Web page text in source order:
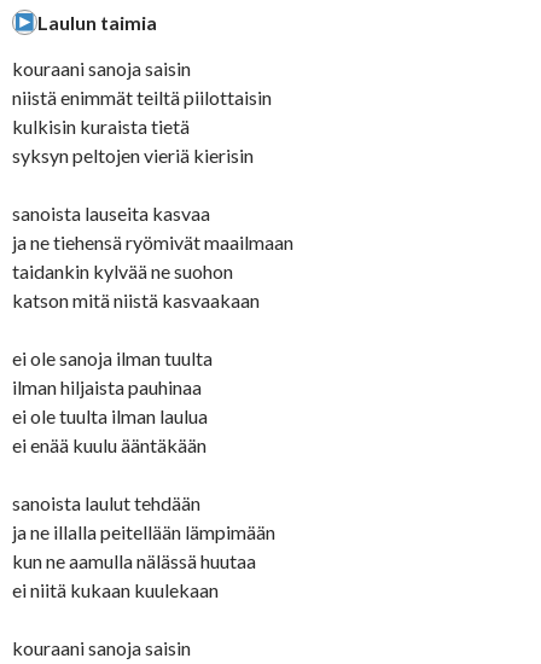
Laulun taimia
kouraani sanoja saisin
niistä enimmät teiltä piilottaisin
kulkisin kuraista tietä
syksyn peltojen vieriä kierisin
sanoista lauseita kasvaa
ja ne tiehensä ryömivät maailmaan
taidankin kylvää ne suohon
katson mitä niistä kasvaakaan
ei ole sanoja ilman tuulta
ilman hiljaista pauhinaa
ei ole tuulta ilman laulua
ei enää kuulu ääntäkään
sanoista laulut tehdään
ja ne illalla peitellään lämpimään
kun ne aamulla nälässä huutaa
ei niitä kukaan kuulekaan
kouraani sanoja saisin